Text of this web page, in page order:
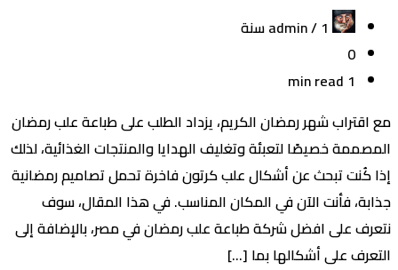
1 سنة
0
1 min read
مع اقتراب شهر رمضان الكريم، يزداد الطلب على طباعة علب رمضان
المصممة خصيصًا لتعبئة وتغليف الهدايا والمنتجات الغذائية، لذلك
إذا كُنت تبحث عن أشكال علب كرتون فاخرة تحمل تصاميم رمضانية
جذابة، فأنت الآن في المكان المناسب. في هذا المقال، سوف
نتعرف على افضل شركة طباعة علب رمضان في مصر، بالإضافة إلى
التعرف على أشكالها بما […]